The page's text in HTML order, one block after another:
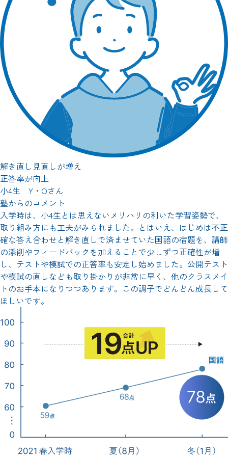
解き直し見直しが増え
正答率が向上
小4生 Y・Oさん
塾からのコメント
入学時は、小4生とは思えないメリハリの利いた学習姿勢で、
取り組み方にも工夫がみられました。とはいえ、はじめは不正
確な答え合わせと解き直しで済ませていた国語の宿題を、講師
の添削やフィードバックを加えることで少しずつ正確性が増
し、テストや模試での正答率も安定し始めました。公開テスト
や模試の直しなども取り掛かりが非常に早く、他のクラスメイ
トのお手本になりつつあります。この調子でどんどん成長して
ほしいです。